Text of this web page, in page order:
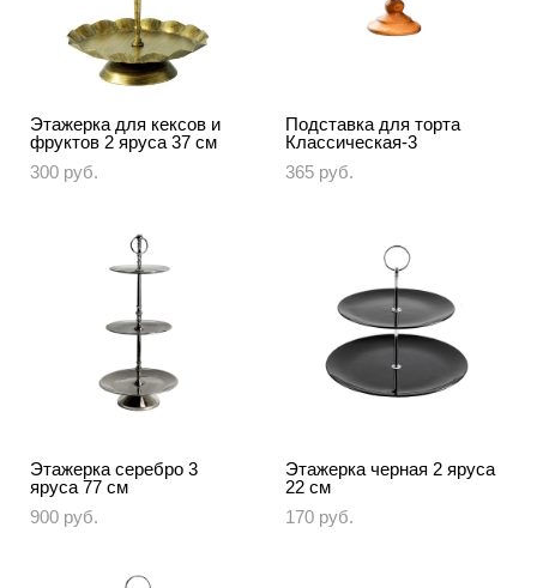
Этажерка для кексов и
фруктов 2 яруса 37 см
300 pуб.
Подставка для торта
Классическая-3
365 pуб.
Этажерка серебро 3
яруса 77 см
900 pуб.
Этажерка черная 2 яруса
22 см
170 pуб.